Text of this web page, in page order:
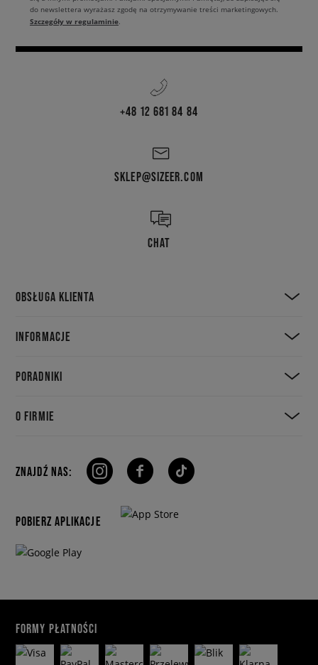
do newslettera wyrażasz zgodę na otrzymywanie treści marketingowych.
Szczegóły w regulaminie.
+48 12 681 84 84
SKLEP@SIZEER.COM
CHAT
OBSŁUGA KLIENTA
INFORMACJE
PORADNIKI
O FIRMIE
ZNAJDŹ NAS:
POBIERZ APLIKACJE
FORMY PŁATNOŚCI